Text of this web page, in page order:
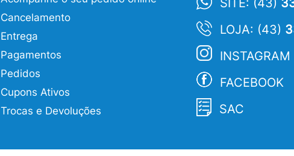
Cancelamento
Entrega
Pagamentos
Pedidos
Cupons Ativos
Trocas e Devoluções
SITE: (43)
LOJA: (43)
INSTAGRAM
FACEBOOK
SAC